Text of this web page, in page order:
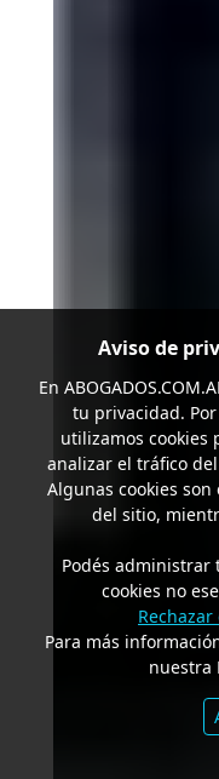
Aviso de
En
tu privacidad.
utilizamos cookies
analizar el tráfico
Algunas cookies
del sitio,
Podés administrar
cookies no
Para más
nuestra